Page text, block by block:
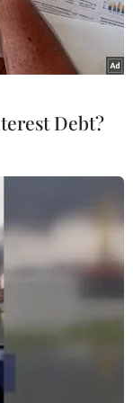
THX/TTXVN)
cho biết các
nguồn
tỏa
lan của
19 đã khiến
Debt?